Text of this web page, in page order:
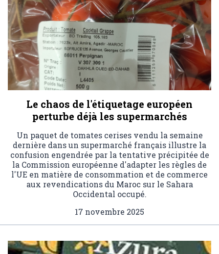
Le chaos de l'étiquetage européen
perturbe déjà les supermarchés
Un paquet de tomates cerises vendu la semaine
dernière dans un supermarché français illustre la
confusion engendrée par la tentative précipitée de
la Commission européenne d'adapter les règles de
l'UE en matière de consommation et de commerce
aux revendications du Maroc sur le Sahara
Occidental occupé.
17 novembre 2025